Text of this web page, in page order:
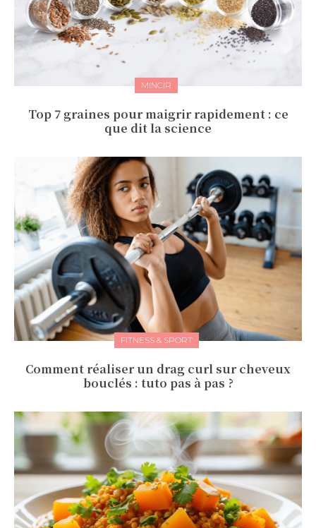
MINCIR
Top 7 graines pour maigrir rapidement : ce
que dit la science
FITNESS & SPORT
Comment réaliser un drag curl sur cheveux
bouclés : tuto pas à pas ?